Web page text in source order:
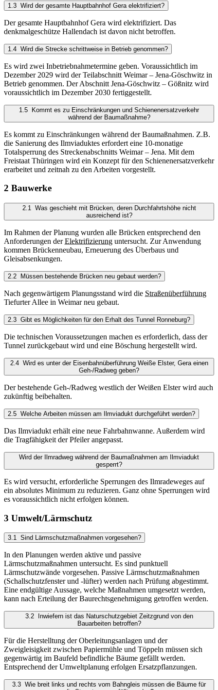
1.3 Wird der gesamte Hauptbahnhof Gera elektrifiziert?
Der gesamte Hauptbahnhof Gera wird elektrifiziert. Das
denkmalgeschütze Hallendach ist davon nicht betroffen.
1.4 Wird die Strecke schrittweise in Betrieb genommen?
Es wird zwei Inbetriebnahmetermine geben. Voraussichtlich im
Dezember 2029 wird der Teilabschnitt Weimar – Jena-Göschwitz in
Betrieb genommen. Der Abschnitt Jena-Göschwitz – Gößnitz wird
voraussichtlich im Dezember 2030 fertiggestellt.
1.5 Kommt es zu Einschränkungen und Schienenersatzverkehr
während der Baumaßnahme?
Es kommt zu Einschränkungen während der Baumaßnahmen. Z.B.
die Sanierung des Ilmviaduktes erfordert eine 10-monatige
Totalsperrung des Streckenabschnitts Weimar – Jena. Mit dem
Freistaat Thüringen wird ein Konzept für den Schienenersatzverkehr
erarbeitet und zeitnah zu den Arbeiten vorgestellt.
2 Bauwerke
2.1 Was geschieht mit Brücken, deren Durchfahrtshöhe nicht
ausreichend ist?
Im Rahmen der Planung wurden alle Brücken entsprechend den
Anforderungen derElektrifizierung untersucht. Zur Anwendung
kommen Brückenneubau, Erneuerung des Überbaus und
Gleisabsenkungen.
2.2 Müssen bestehende Brücken neu gebaut werden?
Nach gegenwärtigem Planungsstand wird die Straßenüberführung
Tiefurter Allee in Weimar neu gebaut.
2.3 Gibt es Möglichkeiten für den Erhalt des Tunnel Ronneburg?
Die technischen Voraussetzungen machen es erforderlich, dass der
Tunnel zurückgebaut wird und eine Böschung hergestellt wird.
2.4 Wird es unter der Eisenbahnüberführung Weiße Elster, Gera einen
Geh-/Radweg geben?
Der bestehende Geh-/Radweg westlich der Weißen Elster wird auch
zukünftig beibehalten.
2.5 Welche Arbeiten müssen am Ilmviadukt durchgeführt werden?
Das Ilmviadukt erhält eine neue Fahrbahnwanne. Außerdem wird
die Tragfähigkeit der Pfeiler angepasst.
Wird der Ilmradweg während der Baumaßnahmen am Ilmviadukt
gesperrt?
Es wird versucht, erforderliche Sperrungen des Ilmradeweges auf
ein absolutes Minimum zu reduzieren. Ganz ohne Sperrungen wird
es voraussichtlich nicht erfolgen können.
3 Umwelt/Lärmschutz
3.1 Sind Lärmschutzmaßnahmen vorgesehen?
In den Planungen werden aktive und passive
Lärmschutzmaßnahmen untersucht. Es sind punktuell
Lärmschutzwände vorgesehen. Passive Lärmschutzmaßnahmen
(Schallschutzfenster und -lüfter) werden nach Prüfung abgestimmt.
Eine endgültige Aussage, welche Maßnahmen umgesetzt werden,
kann nach Erteilung der Baurechtsgenehmigung getroffen werden.
3.2 Inwiefern ist das Naturschutzgebiet Zeitzgrund von den
Bauarbeiten betroffen?
Für die Herstelltung der Oberleitungsanlagen und der
Zweigleisigkeit zwischen Papiermühle und Töppeln müssen sich
gegenwärtig im Baufeld befindliche Bäume gefällt werden.
Entsprechend der Umweltplanung erfolgen Ersatzpflanzungen.
3.3 Wie breit links und rechts vom Bahngleis müssen die Bäume für